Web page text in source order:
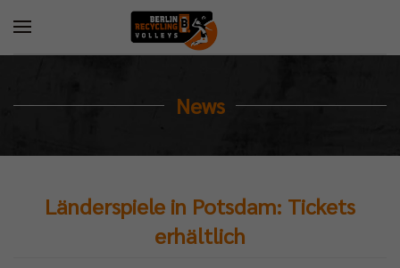
News
Länderspiele in Potsdam: Tickets
erhältlich